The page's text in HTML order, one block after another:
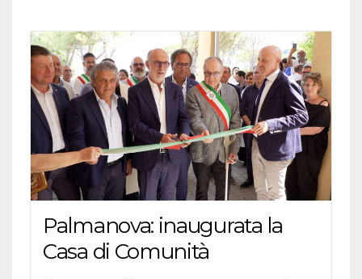
Palmanova: inaugurata la
Casa di Comunità